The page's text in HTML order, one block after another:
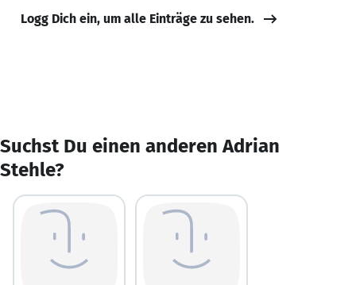
Logg Dich ein, um alle Einträge zu sehen.
Suchst Du einen anderen Adrian
Stehle?